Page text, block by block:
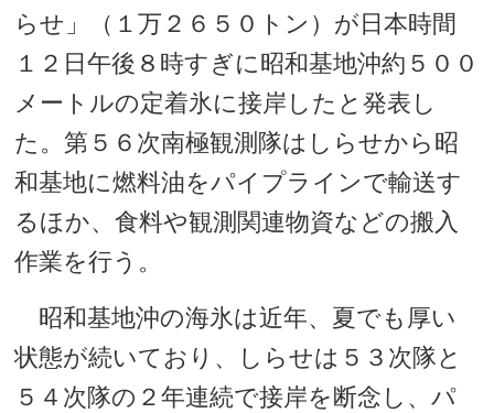
らせ」（１万２６５０トン）が日本時間
１２日午後８時すぎに昭和基地沖約５００
メートルの定着氷に接岸したと発表し
た。第５６次南極観測隊はしらせから昭
和基地に燃料油をパイプラインで輸送す
るほか、食料や観測関連物資などの搬入
作業を行う。
昭和基地沖の海氷は近年、夏でも厚い
状態が続いており、しらせは５３次隊と
５４次隊の２年連続で接岸を断念し、パ